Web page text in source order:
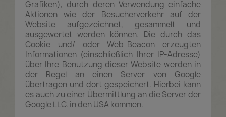
Grafiken), durch deren Verwendung einfache
Aktionen wie der Besucherverkehr auf der
Website aufgezeichnet, gesammelt und
ausgewertet werden können. Die durch das
Cookie und/ oder Web-Beacon erzeugten
Informationen (einschließlich Ihrer IP-Adresse)
über Ihre Benutzung dieser Website werden in
der Regel an einen Server von Google
übertragen und dort gespeichert. Hierbei kann
es auch zu einer Übermittlung an die Server der
Google LLC. in den USA kommen.